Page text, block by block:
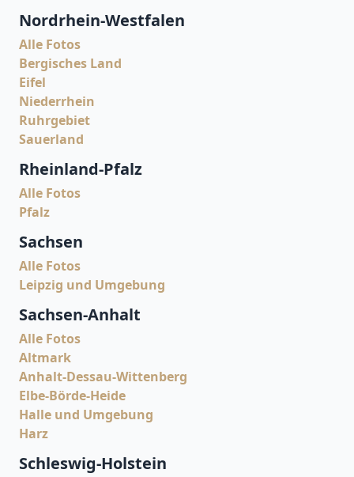
Nordrhein-Westfalen
Alle Fotos
Bergisches Land
Eifel
Niederrhein
Ruhrgebiet
Sauerland
Rheinland-Pfalz
Alle Fotos
Pfalz
Sachsen
Alle Fotos
Leipzig und Umgebung
Sachsen-Anhalt
Alle Fotos
Altmark
Anhalt-Dessau-Wittenberg
Elbe-Börde-Heide
Halle und Umgebung
Harz
Schleswig-Holstein